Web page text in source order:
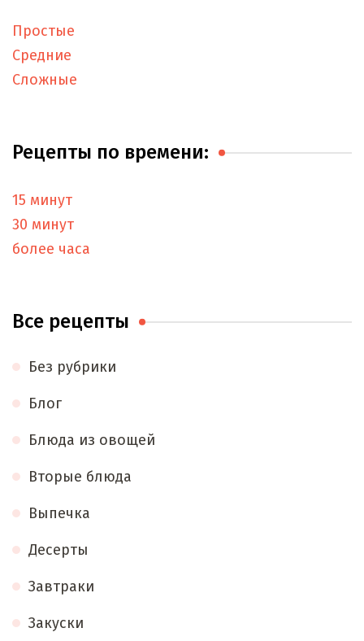
Простые
Средние
Сложные
Рецепты по времени:
15 минут
30 минут
более часа
Все рецепты
Без рубрики
Блог
Блюда из овощей
Вторые блюда
Выпечка
Десерты
Завтраки
Закуски